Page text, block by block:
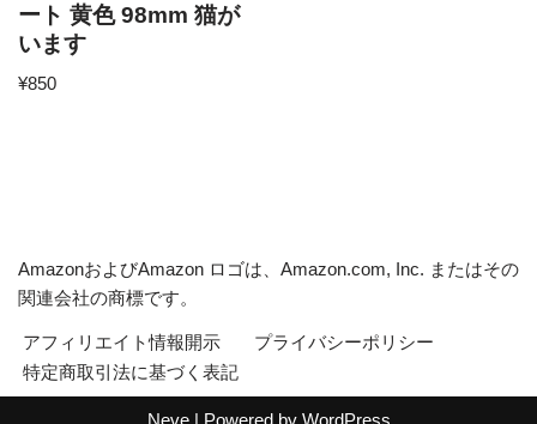
ート 黄色 98mm 猫が
います
¥850
AmazonおよびAmazon ロゴは、Amazon.com, Inc. またはその
関連会社の商標です。
アフィリエイト情報開示
プライバシーポリシー
特定商取引法に基づく表記